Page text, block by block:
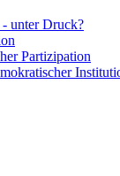
- unter Druck?
Partizipation